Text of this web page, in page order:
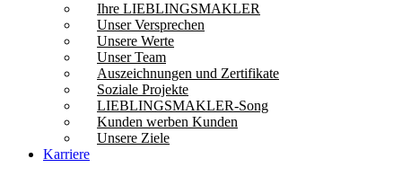
Ihre LIEBLINGSMAKLER
Unser Versprechen
Unsere Werte
Unser Team
Auszeichnungen und Zertifikate
Soziale Projekte
LIEBLINGSMAKLER-Song
Kunden werben Kunden
Unsere Ziele
Karriere